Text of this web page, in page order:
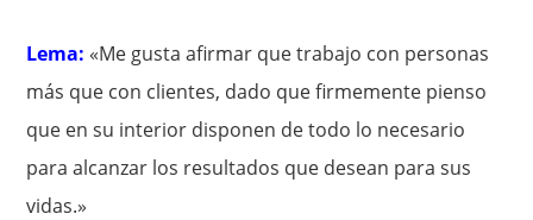
Lema: «Me gusta afirmar que trabajo con personas
más que con clientes, dado que firmemente pienso
que en su interior disponen de todo lo necesario
para alcanzar los resultados que desean para sus
vidas.»